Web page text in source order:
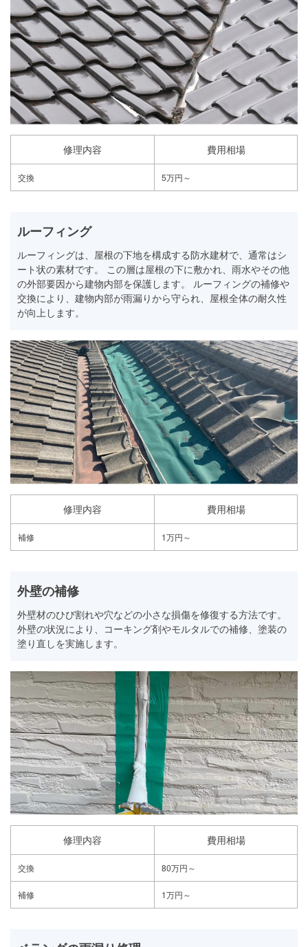
修理内容 費用相場
交換 5万円～
ルーフィング
ルーフィングは、屋根の下地を構成する防水建材で、通常はシ
ート状の素材です。 この層は屋根の下に敷かれ、雨水やその他
の外部要因から建物内部を保護します。 ルーフィングの補修や
交換により、建物内部が雨漏りから守られ、屋根全体の耐久性
が向上します。
修理内容 費用相場
補修 1万円～
外壁の補修
外壁材のひび割れや穴などの小さな損傷を修復する方法です。
外壁の状況により、コーキング剤やモルタルでの補修、塗装の
塗り直しを実施します。
修理内容 費用相場
交換 80万円～
補修 1万円～